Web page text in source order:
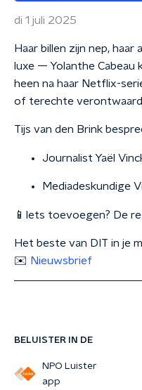
BELUISTER IN DE
NPO Luister
app
di 1 juli 2025
Haar billen zijn nep,
luxe — Yolanthe Cabeau
heen na haar Netflix-
of terechte
Tijs van den Brink
Journalist Yaël
Mediadeskundige
📱Iets toevoegen? De
Het beste van DIT in je
✉️ Nieuwsbrief